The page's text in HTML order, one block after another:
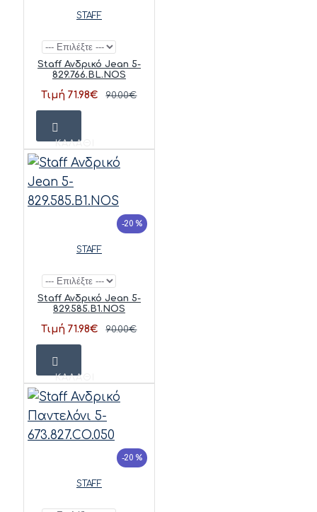
STAFF
Staff Ανδρικό Jean 5-
829.766.BL.NOS
Τιμή 71.98€ 90.00€
ΚΑΛΆΘΙ
-20 %
STAFF
Staff Ανδρικό Jean 5-
829.585.B1.NOS
Τιμή 71.98€ 90.00€
ΚΑΛΆΘΙ
-20 %
STAFF